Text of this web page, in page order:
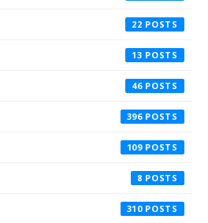
22
13
46
396
109
8
310